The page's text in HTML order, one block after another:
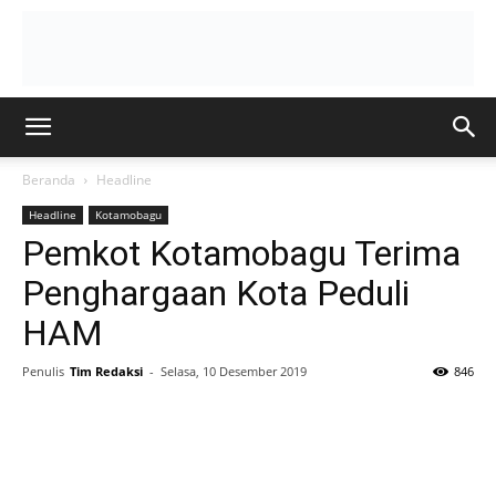
Beranda Headline
Headline Kotamobagu
Pemkot Kotamobagu Terima
Penghargaan Kota Peduli
HAM
Penulis Tim Redaksi - Selasa, 10 Desember 2019 846